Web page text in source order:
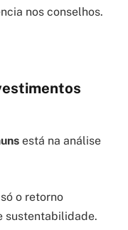
nos conselhos.
está na análise
o retorno
sustentabilidade.